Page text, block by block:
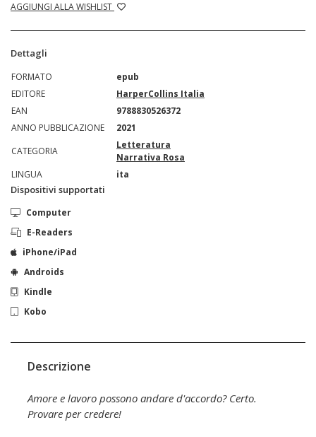
AGGIUNGI ALLA WISHLIST
Dettagli
FORMATO
epub
EDITORE
HarperCollins Italia
EAN
9788830526372
ANNO PUBBLICAZIONE
2021
CATEGORIA
Letteratura
Narrativa Rosa
LINGUA
ita
Dispositivi supportati
Computer
E-Readers
iPhone/iPad
Androids
Kindle
Kobo
Descrizione
Amore e lavoro possono andare d'accordo? Certo.
Provare per credere!